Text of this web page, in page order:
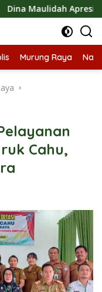
Apresiasi Festival
Murung Raya
Cahu,